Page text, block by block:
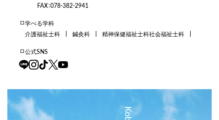
FAX：078-382-2941
学べる学科
介護福祉士科
鍼灸科 精神保健福祉士科社会福祉士科
公式SNS